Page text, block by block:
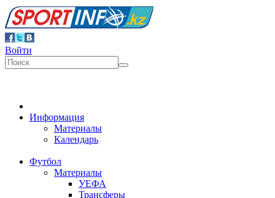
Войти
Информация
Материалы
Календарь
Футбол
Материалы
УЕФА
Трансферы